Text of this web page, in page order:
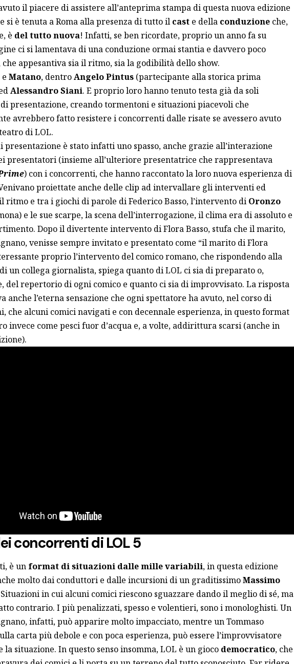
il piacere di assistere all’anteprima stampa di questa nuova edizione
si è tenuta a Roma alla presenza di tutto ilcaste dellaconduzioneche,
è del tutto nuova! Infatti, se ben ricordate,proprio un anno fa su
ci si lamentava di una conduzione ormai stantia e davvero poco
che appesantiva sia il ritmo, sia la godibilità dello show.
e Matano, dentroAngelo Pintus(partecipante alla storica prima
Alessandro Siani. E proprio loro hanno tenuto testa già da soli
di presentazione, creando tormentoni e situazioni piacevoli che
avrebbero fatto resistere i concorrenti dalle risate se avessero avuto
di LOL.
presentazione è stato infatti uno spasso, anche grazie all’interazione
presentatori (insieme all’ulteriore presentatrice che rappresentava
) con i concorrenti, che hanno raccontato la loro nuova esperienza di
proiettate anche delle clip ad intervallare gli interventi ed
ritmo e tra i giochi di parole di Federico Basso, l’intervento di Oronzo
e le sue scarpe, la scena dell’interrogazione, il clima era di assoluto e
Dopo il divertente intervento di Flora Basso, stufa che il marito,
venisse sempre invitato e presentato come “il marito di Flora
proprio l’intervento del comico romano, che rispondendo alla
un collega giornalista, spiega quanto di LOL ci sia di preparato o,
del repertorio di ogni comico e quanto ci sia di improvvisato. La risposta
anche l’eterna sensazione che ogni spettatore ha avuto, nel corso di
che alcuni comici navigati e con decennale esperienza, in questo format
invece come pesci fuor d’acqua e, a volte, addirittura scarsi (anche in
concorrenti di LOL 5
è un format di situazioni dalle mille variabili, in questa edizione
molto dai conduttori e dalle incursioni di un graditissimoMassimo
in cui alcuni comici riescono sguazzare dando il meglio di sé, ma
contrario. I più penalizzati, spesso e volentieri, sono i monologhisti. Un
infatti, può apparire molto impacciato, mentre un Tommaso
carta più debole e con poca esperienza, può essere l’improvvisatore
la situazione. In questo senso insomma, LOL è un gioco democratico, che